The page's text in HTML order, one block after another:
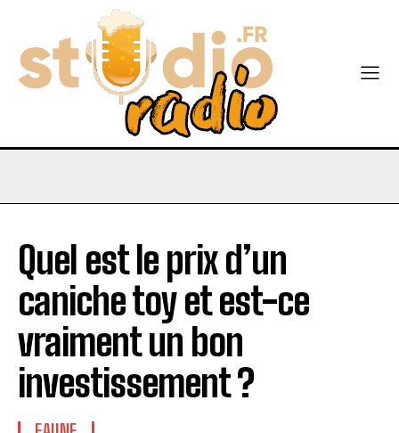
Quel est le prix d’un
caniche toy et est-ce
vraiment un bon
investissement ?